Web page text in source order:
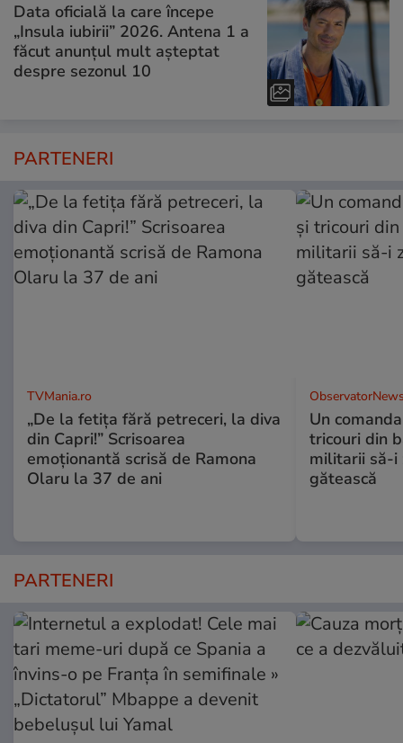
Data oficială la care începe
„Insula iubirii” 2026. Antena 1 a
făcut anunțul mult așteptat
despre sezonul 10
PARTENERI
TVMania.ro
„De la fetița fără petreceri, la diva
din Capri!” Scrisoarea
emoționantă scrisă de Ramona
Olaru la 37 de ani
Un
tricouri din
militarii să-i
gătească
PARTENERI